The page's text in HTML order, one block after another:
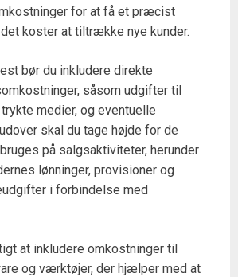
for at få et præcist
koster at tiltrække nye kunder.
bør du inkludere direkte
såsom udgifter til
medier, og eventuelle
skal du tage højde for de
på salgsaktiviteter, herunder
lønninger, provisioner og
i forbindelse med
at inkludere omkostninger til
og værktøjer, der hjælper med at